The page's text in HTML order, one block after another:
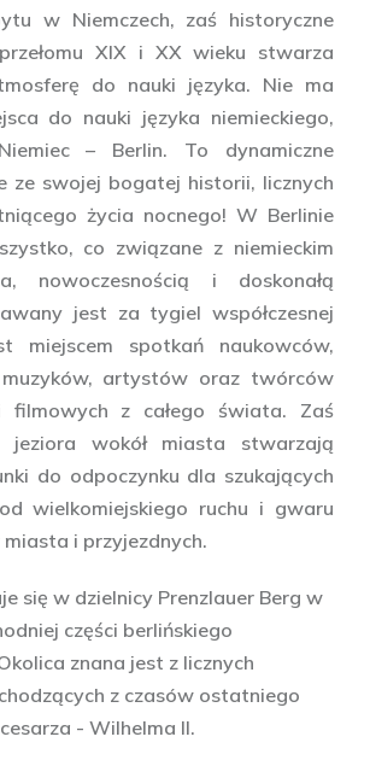
w Niemczech, zaś historyczne
XIX i XX wieku stwarza
do nauki języka. Nie ma
do nauki języka niemieckiego,
– Berlin. To dynamiczne
ze swojej bogatej historii, licznych
życia nocnego! W Berlinie
co związane z niemieckim
nowoczesnością i doskonałą
jest za tygiel współczesnej
miejscem spotkań naukowców,
artystów oraz twórców
filmowych z całego świata. Zaś
wokół miasta stwarzają
do odpoczynku dla szukających
wielkomiejskiego ruchu i gwaru
i przyjezdnych.
się w dzielnicy Prenzlauer Berg w
części berlińskiego
znana jest z licznych
z czasów ostatniego
- Wilhelma II.